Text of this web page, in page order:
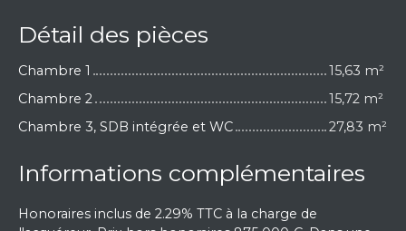
Détail des pièces
Chambre 1
15,63 m²
Chambre 2
15,72 m²
Chambre 3, SDB intégrée et WC
27,83 m²
Informations complémentaires
Honoraires inclus de 2.29% TTC à la charge de